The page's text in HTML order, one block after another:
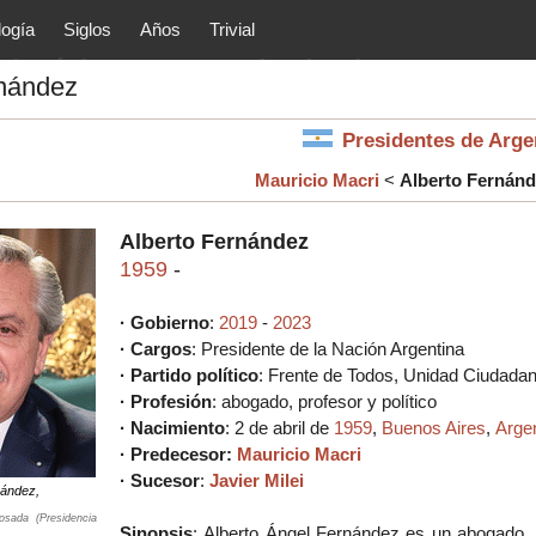
y principales
arte, cultura, etc.) de la
Siglos Años Trivial
Presidentes de
Mauricio Macri < Alberto
(Presidencia
Alberto Fernández
1959 -
· Gobierno: 2019 - 2023
· Cargos: Presidente de la Nación Argentina
· Partido político: Frente de Todos, Unidad
· Profesión: abogado, profesor y político
· Nacimiento: 2 de abril de 1959, Buenos Aires,
· Predecesor: Mauricio Macri
· Sucesor: Javier Milei